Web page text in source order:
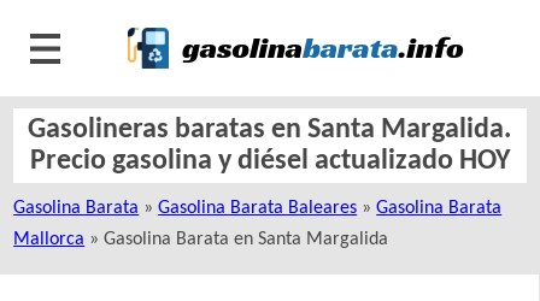
Gasolineras baratas en Santa Margalida.
Precio gasolina y diésel actualizado HOY
Gasolina Barata »Gasolina Barata Baleares »Gasolina Barata
Mallorca » Gasolina Barata en Santa Margalida